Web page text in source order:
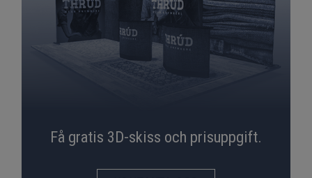
Få gratis 3D-skiss och prisuppgift.